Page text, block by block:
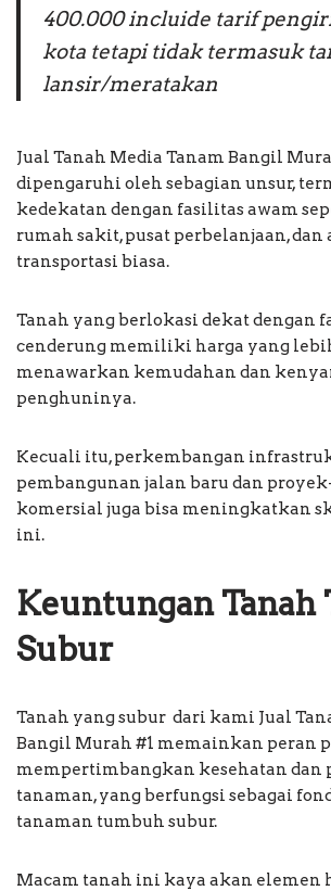
400.000 incluide tarif
kota tetapi tidak termasuk
lansir/meratakan
Jual Tanah Media Tanam Bangil
dipengaruhi oleh sebagian unsur,
kedekatan dengan fasilitas awam
rumah sakit, pusat perbelanjaan,
transportasi biasa.
Tanah yang berlokasi dekat dengan
cenderung memiliki harga yang
menawarkan kemudahan dan
penghuninya.
Kecuali itu, perkembangan
pembangunan jalan baru dan
komersial juga bisa meningkatkan
ini.
Keuntungan Tanah
Subur
Tanah yang subur dari kami Jual
Bangil Murah #1 memainkan peran
mempertimbangkan kesehatan dan
tanaman, yang berfungsi sebagai
tanaman tumbuh subur.
Macam tanah ini kaya akan elemen